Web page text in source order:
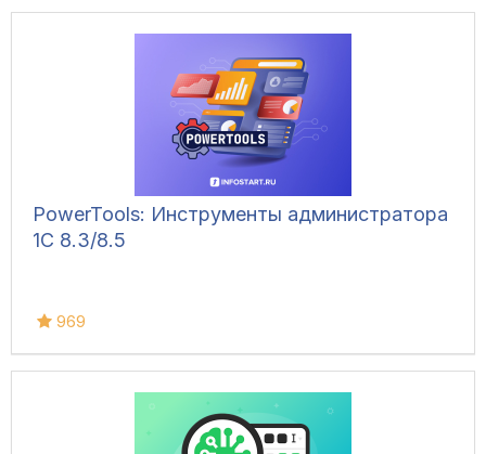
PowerTools: Инструменты администратора
1С 8.3/8.5
969